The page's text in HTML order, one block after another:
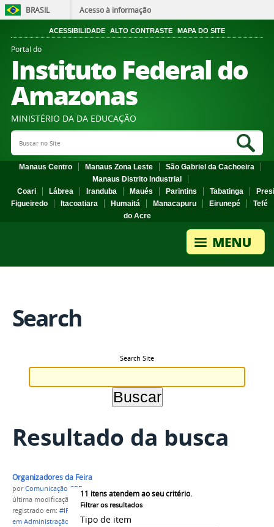
BRASIL Acesso à informação
ACESSIBILIDADE ALTO CONTRASTE MAPA DO SITE
Portal do
Instituto Federal do
Amazonas
MINISTÉRIO DA DA EDUCAÇÃO
Search Site
Manaus Centro Manaus Zona Leste
São Gabriel da Cachoeira
Manaus Distrito Industrial
Coari
Lábrea Iranduba Maués Parintins Tabatinga
Figueiredo
Itacoatiara Humaitá Manacapuru Eirunepé
Tefé
do Acre
Search
Search Site
Resultado da busca
11 itens atendem ao seu critério.
Filtrar os resultados
Tipo de item
Organizadores da Feira
porComunicação CPR
última modificação
em 05/07/2023 13h15
registrado em: #IFAM , CAMPUS PARINTINS
em Administração
Técnico em Administração (EJA-